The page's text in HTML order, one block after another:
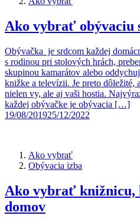
Ako vybrať obývaciu
Obývačka je srdcom každej
s rodinou pri stolových hrách,
skupinou kamarátov alebo
knižke a televízii. Je preto dôležité,
nielen vy, ale aj vaši hostia.
každej obývačke je obývacia […]
19/08/201925/12/2022
Ako vybrať
Obývacia izba
Ako vybrať knižnicu,
domov